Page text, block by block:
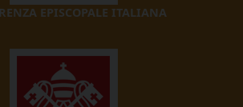
EPISCOPALE ITALIANA